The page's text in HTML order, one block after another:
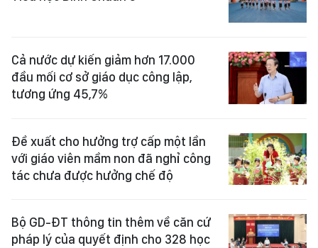
Cả nước dự kiến giảm hơn 17.000
đầu mối cơ sở giáo dục công lập,
tương ứng 45,7%
Đề xuất cho hưởng trợ cấp một lần
với giáo viên mầm non đã nghỉ công
tác chưa được hưởng chế độ
Bộ GD-ĐT thông tin thêm về căn cứ
pháp lý của quyết định cho 328 học